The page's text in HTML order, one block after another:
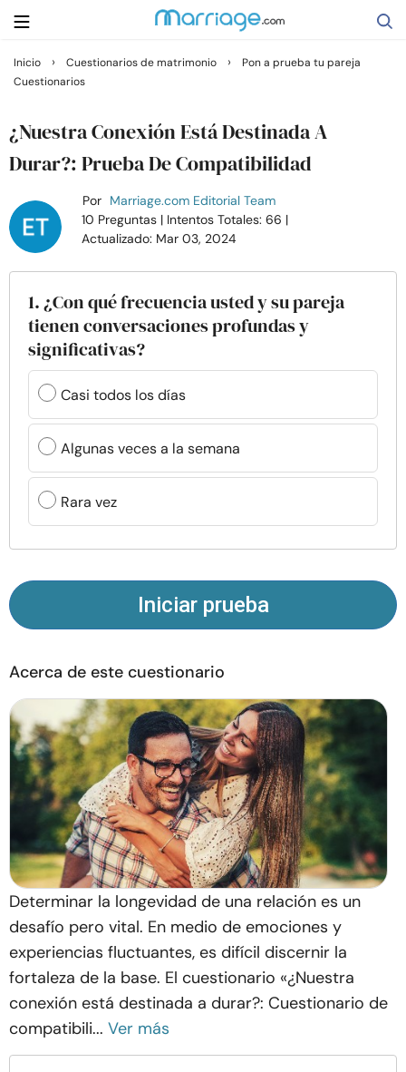
Buscar
Casarse
Relaciones
Familia
Ayuda
Cursos
Recursos
Comunidad
Encuentra un terapeuta
nosotros
© Copyright 2026. Todos los derechos reservados.
Inicio › Cuestionarios de matrimonio ›
Pon a prueba tu pareja
Cuestionarios
¿Nuestra Conexión Está Destinada A
Durar?: Prueba De Compatibilidad
Por Marriage.com Editorial Team
10 Preguntas | Intentos Totales: 66 |
Actualizado: Mar 03, 2024
1. ¿Con qué frecuencia usted y su pareja
tienen conversaciones profundas y
significativas?
Casi todos los días
Algunas veces a la semana
Rara vez
Iniciar prueba
Acerca de este cuestionario
Determinar la longevidad de una relación es un
desafío pero vital. En medio de emociones y
experiencias fluctuantes, es difícil discernir la
fortaleza de la base. El cuestionario «¿Nuestra
conexión está destinada a durar?: Cuestionario de
compatibili... Ver más